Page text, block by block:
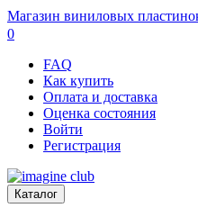
Магазин виниловых
0
FAQ
Как купить
Оплата и доставка
Оценка состояния
Войти
Регистрация
Каталог